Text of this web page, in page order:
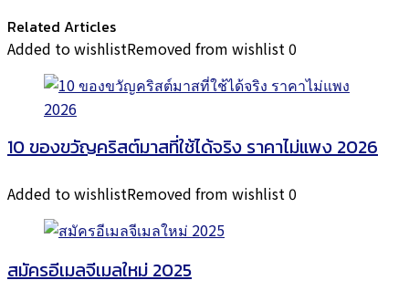
Related Articles
Added to wishlistRemoved from wishlist 0
10 ของขวัญคริสต์มาสที่ใช้ได้จริง ราคาไม่แพง 2026
Added to wishlistRemoved from wishlist 0
สมัครอีเมลจีเมลใหม่ 2025